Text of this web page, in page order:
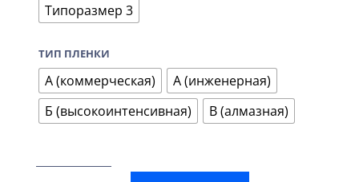
Типоразмер 3
ТИП ПЛЕНКИ
А (коммерческая)
А (инженерная)
Б (высокоинтенсивная)
В (алмазная)